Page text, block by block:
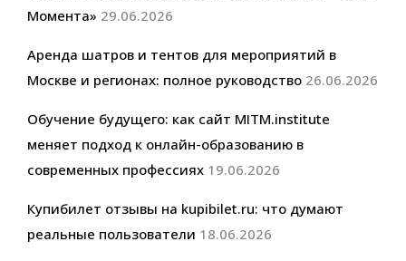
Момента» 29.06.2026
Аренда шатров и тентов для мероприятий в
Москве и регионах: полное руководство 26.06.2026
Обучение будущего: как сайт MITM.institute
меняет подход к онлайн-образованию в
современных профессиях 19.06.2026
Купибилет отзывы на kupibilet.ru: что думают
реальные пользователи 18.06.2026